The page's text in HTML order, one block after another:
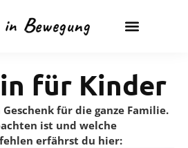
für Kinder
für die ganze Familie.
ist und welche
erfährst du hier: